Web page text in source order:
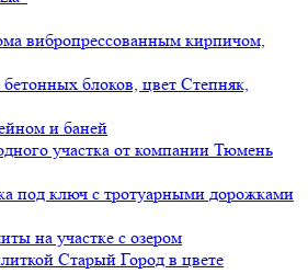
вибропрессованным кирпичом,
блоков, цвет Степняк,
и баней
участка от компании Тюмень
под ключ с тротуарными дорожками
на участке с озером
Старый Город в цвете